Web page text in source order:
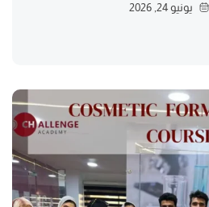
يونيو 24, 2026